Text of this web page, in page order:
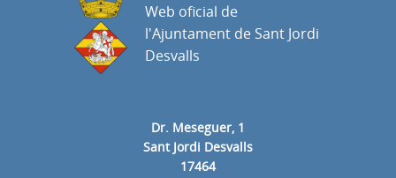
Dr. Meseguer, 1
Sant Jordi Desvalls
17464
Web oficial de
l'Ajuntament de Sant Jordi
Desvalls